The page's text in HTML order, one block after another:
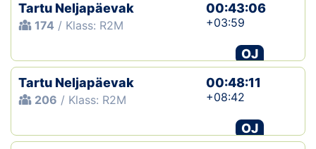
Tartu Neljapäevak
174 / Klass: R2M
00:43:06
+03:59
OJ
Tartu Neljapäevak
206 / Klass: R2M
00:48:11
+08:42
OJ